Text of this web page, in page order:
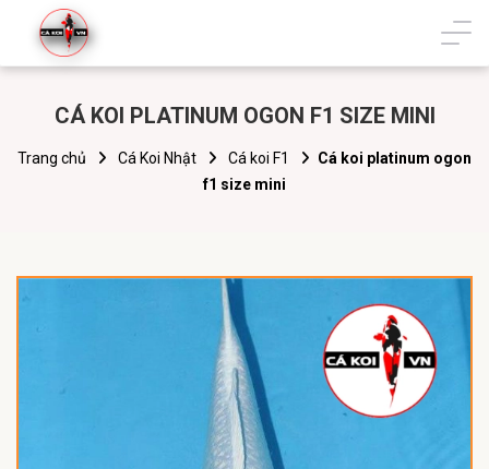
CÁ KOI PLATINUM OGON F1 SIZE MINI
Trang chủ Cá Koi Nhật Cá koi F1
Cá koi platinum ogon
f1 size mini